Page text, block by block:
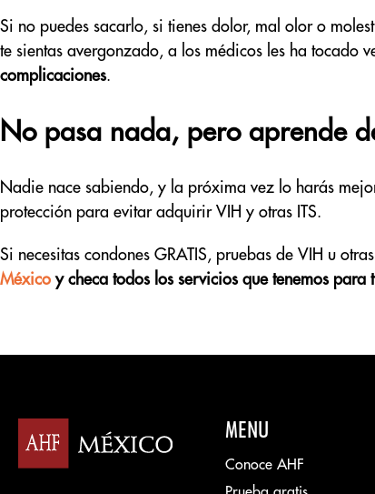
Si no puedes sacarlo, si tienes dolor, mal olor o
te sientas avergonzado, a los médicos les ha tocado
complicaciones.
No pasa nada, pero aprende
Nadie nace sabiendo, y la próxima vez lo harás
protección para evitar adquirir VIH y otras ITS.
Si necesitas condones GRATIS, pruebas de VIH u
Méxicoy checa todos los servicios que tenemos para
MENU
Conoce AHF